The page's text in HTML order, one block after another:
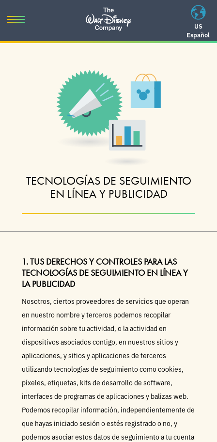
US
Español
Toggle
TECNOLOGÍAS DE SEGUIMIENTO
EN LÍNEA Y PUBLICIDAD
1. TUS DERECHOS Y CONTROLES PARA LAS
TECNOLOGÍAS DE SEGUIMIENTO EN LÍNEA Y
LA PUBLICIDAD
Nosotros, ciertos proveedores de servicios que operan
en nuestro nombre y terceros podemos recopilar
información sobre tu actividad, o la actividad en
dispositivos asociados contigo, en nuestros sitios y
aplicaciones, y sitios y aplicaciones de terceros
utilizando tecnologías de seguimiento como cookies,
píxeles, etiquetas, kits de desarrollo de software,
interfaces de programas de aplicaciones y balizas web.
Podemos recopilar información, independientemente de
que hayas iniciado sesión o estés registrado o no, y
podemos asociar estos datos de seguimiento a tu cuenta